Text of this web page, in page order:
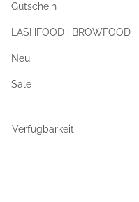
Gutschein
LASHFOOD | BROWFOOD
Neu
Sale
Verfügbarkeit